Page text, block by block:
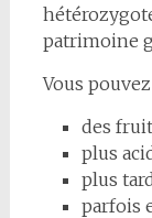
patrimoine
Vous
des
plus
plus
parfois